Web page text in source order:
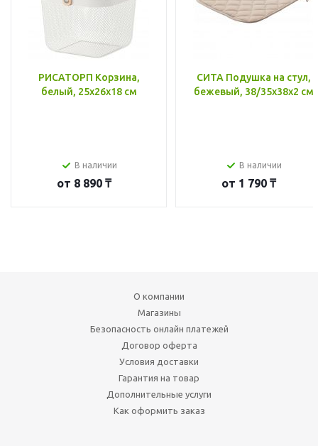
РИСАТОРП Корзина,
белый, 25x26x18 см
В наличии
от 8 890 ₸
СИТА Подушка на стул,
бежевый, 38/35x38x2 см
В наличии
от 1 790 ₸
О компании
Магазины
Безопасность онлайн платежей
Договор оферта
Условия доставки
Гарантия на товар
Дополнительные услуги
Как оформить заказ